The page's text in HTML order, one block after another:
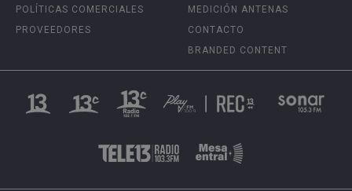
POLÍTICAS COMERCIALES
PROVEEDORES
MEDICIÓN ANTENAS
CONTACTO
BRANDED CONTENT